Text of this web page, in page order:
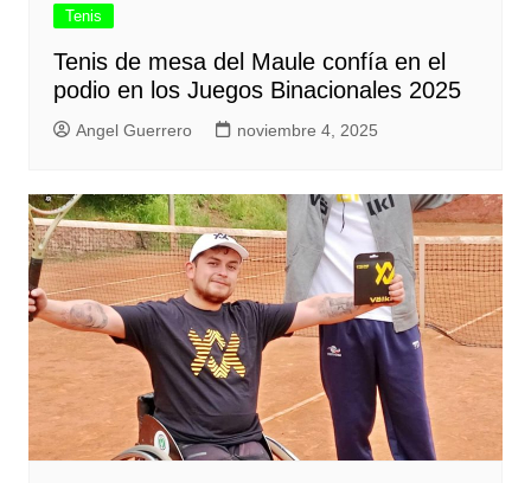
Tenis
Tenis de mesa del Maule confía en el
podio en los Juegos Binacionales 2025
Angel Guerrero noviembre 4, 2025